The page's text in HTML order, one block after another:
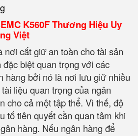
K560F Thương Hiệu Uy
Việt
nơi cất giữ an toàn cho tài sản
biệt quan trọng với các
hàng bởi nó là nơi lưu giữ nhiều
liệu quan trọng của ngân
cho cả một tập thể. Vì thế, độ
tố tiên quyết cần quan tâm khi
hàng. Nếu ngân hàng để